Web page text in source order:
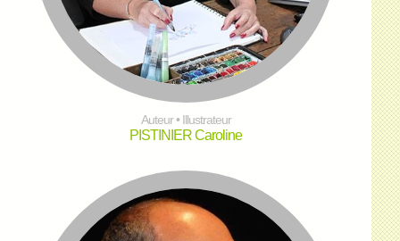
Auteur • Illustrateur
PISTINIER Caroline